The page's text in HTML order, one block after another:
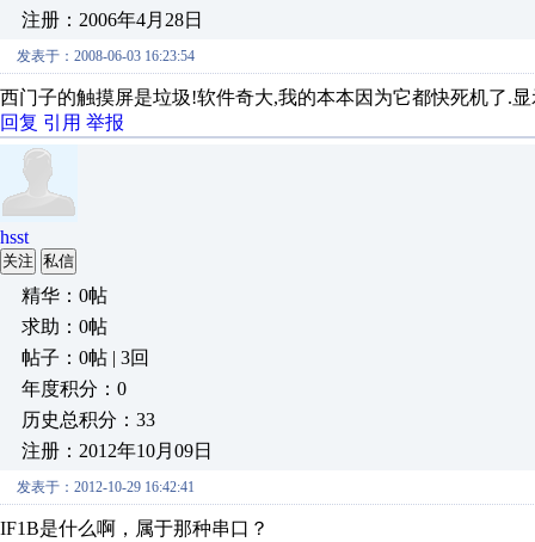
注册：2006年4月28日
发表于：2008-06-03 16:23:54
西门子的触摸屏是垃圾!软件奇大,我的本本因为它都快死机了.
回复 引用 举报
hsst
关注 私信
精华：0帖
求助：0帖
帖子：0帖 | 3回
年度积分：0
历史总积分：33
注册：2012年10月09日
发表于：2012-10-29 16:42:41
IF1B是什么啊，属于那种串口？